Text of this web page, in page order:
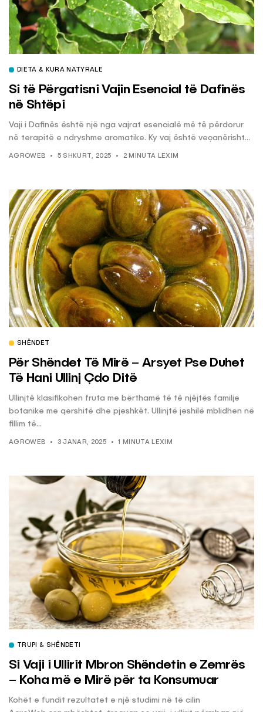
DIETA & KURA NATYRALE
Si të Përgatisni Vajin Esencial të Dafinës
në Shtëpi
Vaji i Dafinës është një nga vajrat esencialë më të përdorur
në terapitë e ndryshme aromatike. Ky vaj është veçanërisht...
AGROWEB 5 SHKURT, 2025 2 MINUTA LEXIM
SHËNDET
Për Shëndet Të Mirë – Arsyet Pse Duhet
Të Hani Ullinj Çdo Ditë
Ullinjtë klasifikohen fruta me bërthamë të të njëjtës familje
botanike me qershitë dhe pjeshkët. Ullinjtë jeshilë mblidhen në
fillim të...
AGROWEB 3 JANAR, 2025 1 MINUTA LEXIM
TRUPI & SHËNDETI
Si Vaji i Ullirit Mbron Shëndetin e Zemrës
– Koha më e Mirë për ta Konsumuar
Kohët e fundit rezultatet e një studimi në të cilin